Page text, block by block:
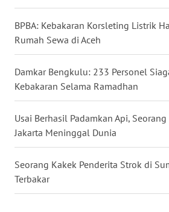
BPBA: Kebakaran Korsleting Listrik
Rumah Sewa di Aceh
Damkar Bengkulu: 233 Personel
Kebakaran Selama Ramadhan
Usai Berhasil Padamkan Api,
Jakarta Meninggal Dunia
Seorang Kakek Penderita Strok di
Terbakar
BENGKULU
WN
LAMPUNG
WN
JATENG
WN
NUSANTARA